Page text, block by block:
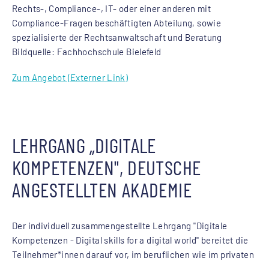
Rechts-, Compliance-, IT- oder einer anderen mit
Compliance-Fragen beschäftigten Abteilung, sowie
spezialisierte der Rechtsanwaltschaft und Beratung
Bildquelle: Fachhochschule Bielefeld
Zum Angebot (Externer Link)
LEHRGANG „DIGITALE
KOMPETENZEN", DEUTSCHE
ANGESTELLTEN AKADEMIE
Der individuell zusammengestellte Lehrgang "Digitale
Kompetenzen - Digital skills for a digital world" bereitet die
Teilnehmer*innen darauf vor, im beruflichen wie im privaten